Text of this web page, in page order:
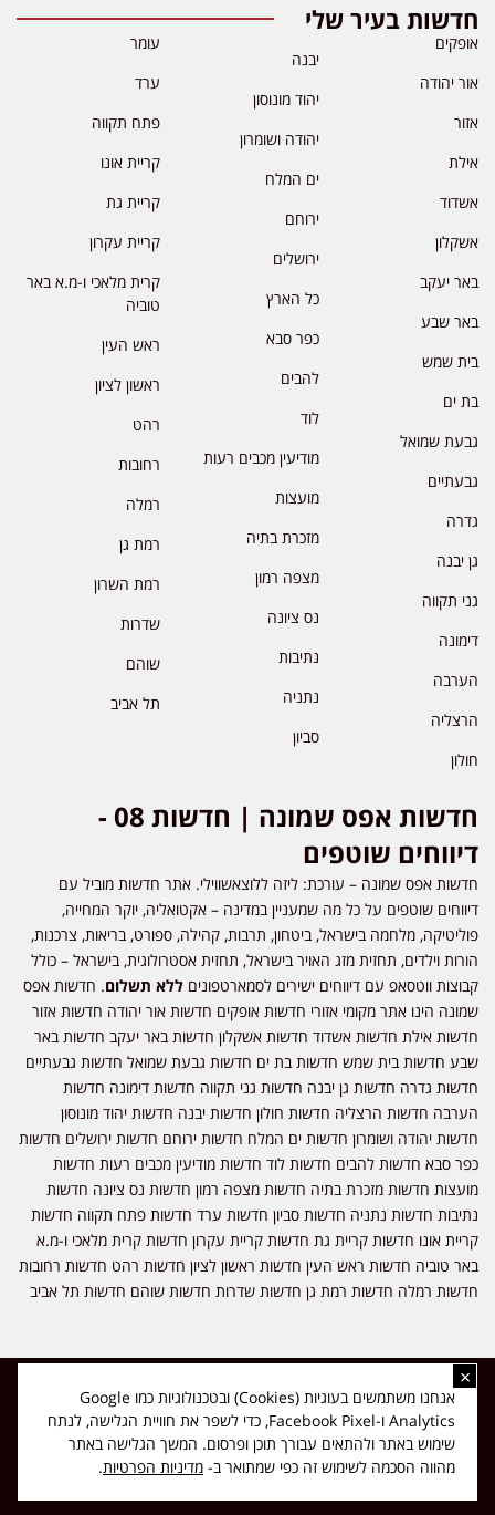
חדשות בעיר שלי
אופקים
אור יהודה
אזור
אילת
אשדוד
אשקלון
באר יעקב
באר שבע
בית שמש
בת ים
גבעת שמואל
גבעתיים
גדרה
גן יבנה
גני תקווה
דימונה
הערבה
הרצליה
חולון
יבנה
יהוד מונוסון
יהודה ושומרון
ים המלח
ירוחם
ירושלים
כל הארץ
כפר סבא
להבים
לוד
מודיעין מכבים רעות
מועצות
מזכרת בתיה
מצפה רמון
נס ציונה
נתיבות
נתניה
סביון
עומר
ערד
פתח תקווה
קריית אונו
קריית גת
קריית עקרון
קרית מלאכי ו-מ.א באר
טוביה
ראש העין
ראשון לציון
רהט
רחובות
רמלה
רמת גן
רמת השרון
שדרות
שוהם
תל אביב
חדשות אפס שמונה | חדשות 08 -
דיווחים שוטפים
חדשות אפס שמונה – עורכת: ליזה ללוצאשווילי. אתר חדשות מוביל עם
דיווחים שוטפים על כל מה שמעניין במדינה – אקטואליה, יוקר המחייה,
פוליטיקה, מלחמה בישראל, ביטחון, תרבות, קהילה, ספורט, בריאות, צרכנות,
הורות וילדים, תחזית מזג האויר בישראל, תחזית אסטרולוגית, בישראל – כולל
קבוצות ווטסאפ עם דיווחים ישירים לסמארטפונים ללא תשלום. חדשות אפס
שמונה הינו אתר מקומי אזורי חדשות אופקים חדשות אור יהודה חדשות אזור
חדשות אילת חדשות אשדוד חדשות אשקלון חדשות באר יעקב חדשות באר
שבע חדשות בית שמש חדשות בת ים חדשות גבעת שמואל חדשות גבעתיים
חדשות גדרה חדשות גן יבנה חדשות גני תקווה חדשות דימונה חדשות
הערבה חדשות הרצליה חדשות חולון חדשות יבנה חדשות יהוד מונוסון
חדשות יהודה ושומרון חדשות ים המלח חדשות ירוחם חדשות ירושלים חדשות
כפר סבא חדשות להבים חדשות לוד חדשות מודיעין מכבים רעות חדשות
מועצות חדשות מזכרת בתיה חדשות מצפה רמון חדשות נס ציונה חדשות
נתיבות חדשות נתניה חדשות סביון חדשות ערד חדשות פתח תקווה חדשות
קריית אונו חדשות קריית גת חדשות קריית עקרון חדשות קרית מלאכי ו-מ.א
באר טוביה חדשות ראש העין חדשות ראשון לציון חדשות רהט חדשות רחובות
חדשות רמלה חדשות רמת גן חדשות שדרות חדשות שוהם חדשות תל אביב
כל הזכויות שמורות ל-ליזה ללוצאשווילי - חדשות אפס שמונה - דיווחים בזמן
אמת, נוסד בשנת 2019 | טל' לפרסומים 054-9759222 מייל מערכת
news08.net@gmail.com
Made with ❤ byDIGITA
×
אנחנו משתמשים בעוגיות (Cookies) ובטכנולוגיות כמו Google
Analytics ו-Facebook Pixel, כדי לשפר את חוויית הגלישה, לנתח
שימוש באתר ולהתאים עבורך תוכן ופרסום. המשך הגלישה באתר
מהווה הסכמה לשימוש זה כפי שמתואר ב- מדיניות הפרטיות.